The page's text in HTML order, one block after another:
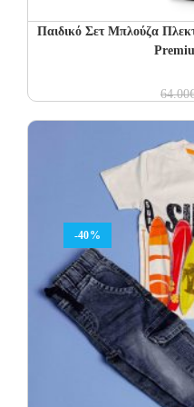
Παιδικό Σετ Μπλούζα
64.00
-40%